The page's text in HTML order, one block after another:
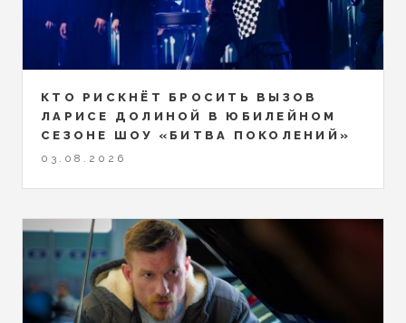
КТО РИСКНЁТ БРОСИТЬ ВЫЗОВ
ЛАРИСЕ ДОЛИНОЙ В ЮБИЛЕЙНОМ
СЕЗОНЕ ШОУ «БИТВА ПОКОЛЕНИЙ»
03.08.2026